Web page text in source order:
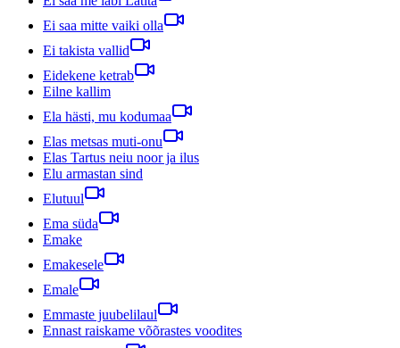
Ei saa mitte vaiki olla
Ei takista vallid
Eidekene ketrab
Eilne kallim
Ela hästi, mu kodumaa
Elas metsas muti-onu
Elas Tartus neiu noor ja ilus
Elu armastan sind
Elutuul
Ema süda
Emake
Emakesele
Emale
Emmaste juubelilaul
Ennast raiskame võõrastes voodites